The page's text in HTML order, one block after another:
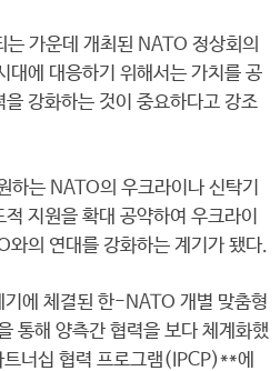
가운데 개최된 NATO 정상회의
대에 대응하기 위해서는 가치를 공
강화하는 것이 중요하다고 강조
하는 NATO의 우크라이나 신탁기
지원을 확대 공약하여 우크라이
와의 연대를 강화하는 계기가 됐다.
에 체결된 한-NATO 개별 맞춤형
통해 양측간 협력을 보다 체계화했
너십 협력 프로그램(IPCP)**에